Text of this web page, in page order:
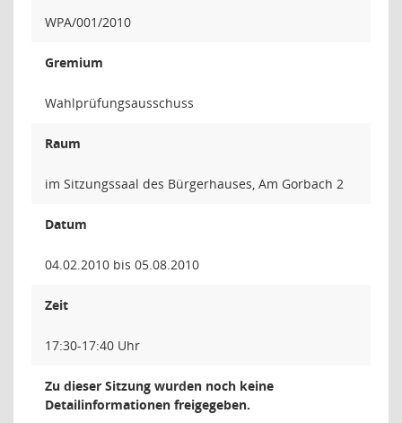
WPA/001/2010
Gremium
Wahlprüfungsausschuss
Raum
im Sitzungssaal des Bürgerhauses, Am Gorbach 2
Datum
04.02.2010 bis 05.08.2010
Zeit
17:30-17:40 Uhr
Zu dieser Sitzung wurden noch keine
Detailinformationen freigegeben.